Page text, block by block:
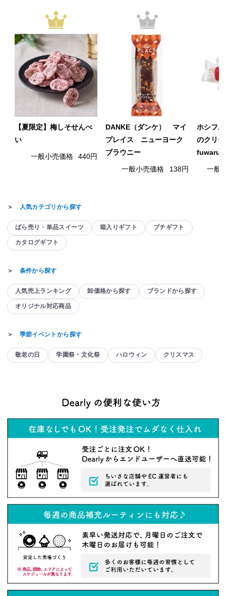
1
【夏限定】梅しそせんべ
い
一般小売価格 440円
2
DANKE（ダンケ） マイ
プレイス ニューヨーク
ブラウニー
一般小売価格 138円
ホシフ
のクリ
fuwaru
一般
＞ 人気カテゴリから探す
ばら売り・単品スイーツ 箱入りギフト プチギフト
カタログギフト
＞ 条件から探す
人気売上ランキング 卸価格から探す ブランドから探す
オリジナル対応商品
＞ 季節イベントから探す
敬老の日 学園祭・文化祭 ハロウィン クリスマス